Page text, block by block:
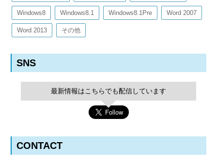
Windows8 Windows8.1 Windows8.1Pre Word 2007
Word 2013 その他
SNS
最新情報はこちらでも配信しています
CONTACT